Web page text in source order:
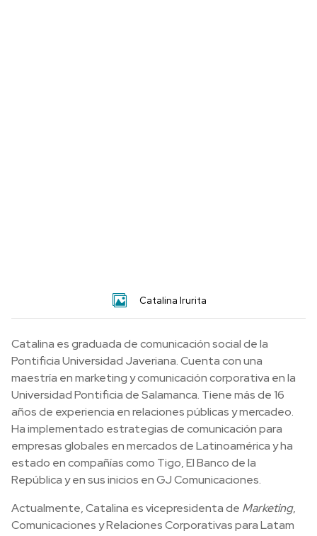
Catalina Irurita
Catalina es graduada de comunicación social de la
Pontificia Universidad Javeriana. Cuenta con una
maestría en marketing y comunicación corporativa en la
Universidad Pontificia de Salamanca. Tiene más de 16
años de experiencia en relaciones públicas y mercadeo.
Ha implementado estrategias de comunicación para
empresas globales en mercados de Latinoamérica y ha
estado en compañías como Tigo, El Banco de la
República y en sus inicios en GJ Comunicaciones.
Actualmente, Catalina es vicepresidenta de Marketing,
Comunicaciones y Relaciones Corporativas para Latam